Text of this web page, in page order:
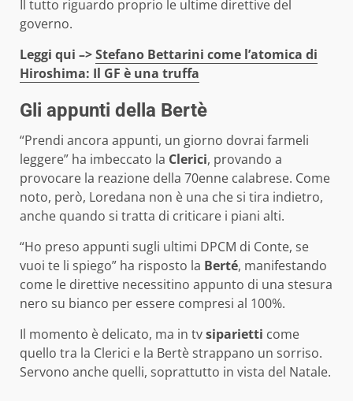
Il tutto riguardo proprio le ultime direttive del
governo.
Leggi qui –>Stefano Bettarini come l’atomica di
Hiroshima: Il GF è una truffa
Gli appunti della Bertè
“Prendi ancora appunti, un giorno dovrai farmeli
leggere” ha imbeccato la Clerici, provando a
provocare la reazione della 70enne calabrese. Come
noto, però, Loredana non è una che si tira indietro,
anche quando si tratta di criticare i piani alti.
“Ho preso appunti sugli ultimi DPCM di Conte, se
vuoi te li spiego” ha risposto la Berté, manifestando
come le direttive necessitino appunto di una stesura
nero su bianco per essere compresi al 100%.
Il momento è delicato, ma in tvsiparietti come
quello tra la Clerici e la Bertè strappano un sorriso.
Servono anche quelli, soprattutto in vista del Natale.